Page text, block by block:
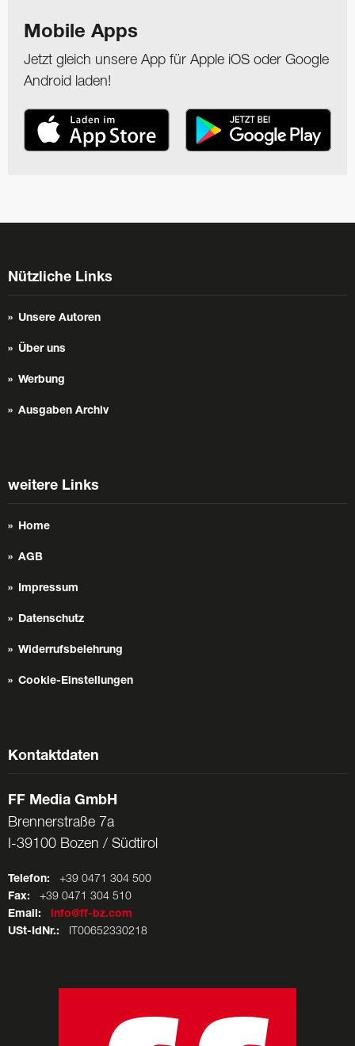
Mobile Apps
Jetzt gleich unsere App für Apple iOS oder Google
Android laden!
Nützliche Links
Unsere Autoren
Über uns
Werbung
Ausgaben Archiv
weitere Links
Home
AGB
Impressum
Datenschutz
Widerrufsbelehrung
Cookie-Einstellungen
Kontaktdaten
FF Media GmbH
Brennerstraße 7a
I-39100 Bozen / Südtirol
Telefon: +39 0471 304 500
Fax: +39 0471 304 510
Email:
info@ff-bz.com
USt-IdNr.: IT00652330218